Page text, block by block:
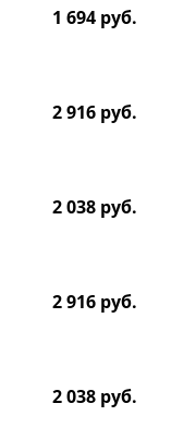
1 694 руб.
2 916 руб.
2 038 руб.
2 916 руб.
2 038 руб.